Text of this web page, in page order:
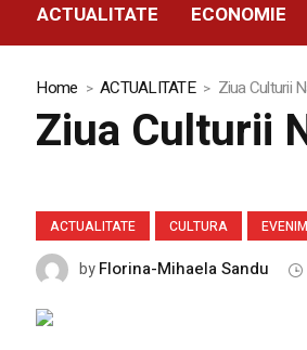
ACTUALITATE ECONOMIE
Home ACTUALITATE Ziua Culturii
Ziua Culturii
ACTUALITATE CULTURA
byFlorina-Mihaela Sandu